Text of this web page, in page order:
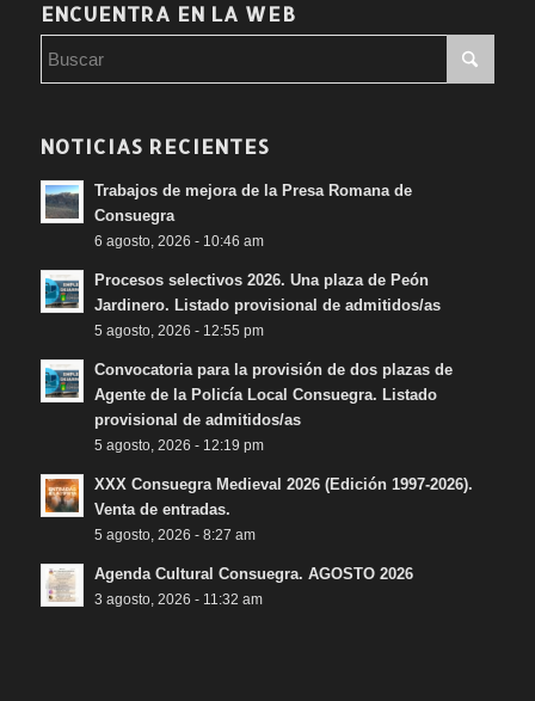
ENCUENTRA EN LA WEB
NOTICIAS RECIENTES
Trabajos de mejora de la Presa Romana de
Consuegra
6 agosto, 2026 - 10:46 am
Procesos selectivos 2026. Una plaza de Peón
Jardinero. Listado provisional de admitidos/as
5 agosto, 2026 - 12:55 pm
Convocatoria para la provisión de dos plazas de
Agente de la Policía Local Consuegra. Listado
provisional de admitidos/as
5 agosto, 2026 - 12:19 pm
XXX Consuegra Medieval 2026 (Edición 1997-2026).
Venta de entradas.
5 agosto, 2026 - 8:27 am
Agenda Cultural Consuegra. AGOSTO 2026
3 agosto, 2026 - 11:32 am